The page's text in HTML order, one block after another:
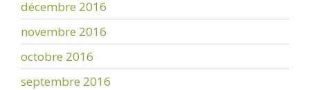
décembre 2016
novembre 2016
octobre 2016
septembre 2016